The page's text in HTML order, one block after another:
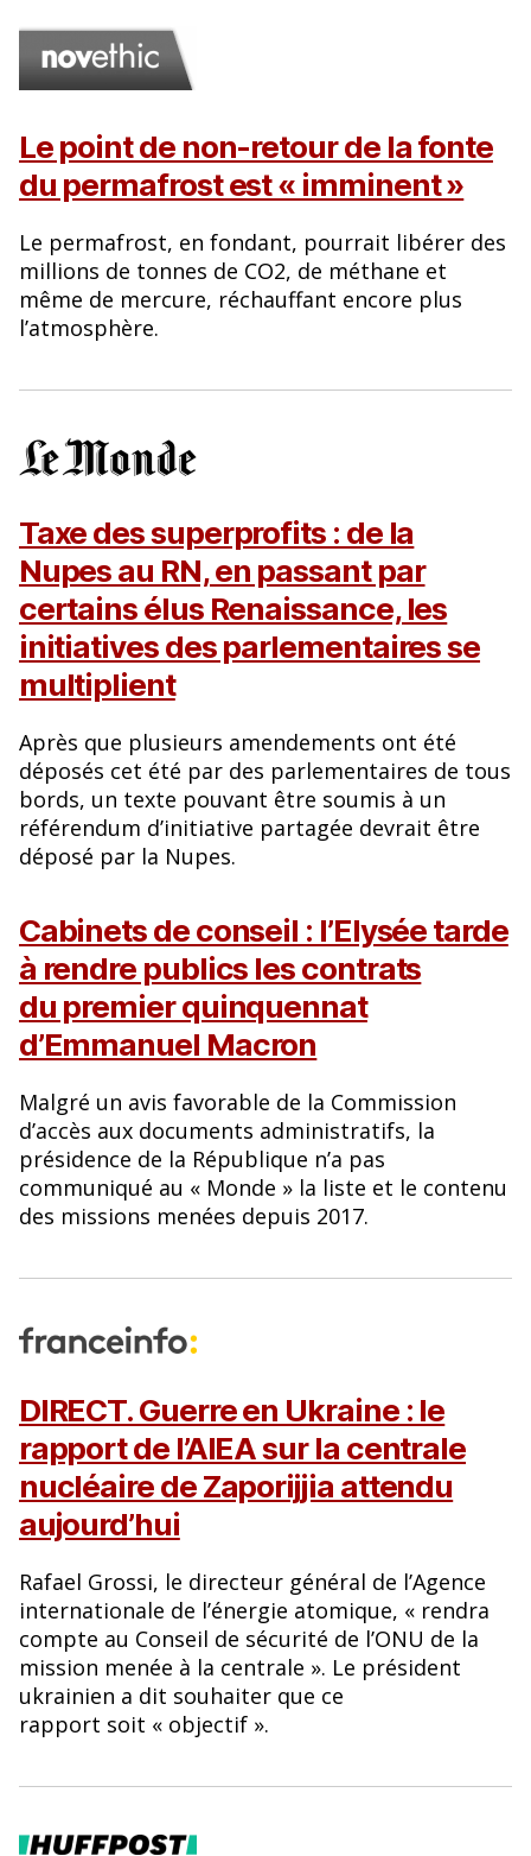
Le point de non-retour de la fonte
du permafrost est « imminent »
Le permafrost, en fondant, pourrait libérer des
millions de tonnes de CO2, de méthane et
même de mercure, réchauffant encore plus
l’atmosphère.
Taxe des superprofits : de la
Nupes au RN, en passant par
certains élus Renaissance, les
initiatives des parlementaires se
multiplient
Après que plusieurs amendements ont été
déposés cet été par des parlementaires de tous
bords, un texte pouvant être soumis à un
référendum d’initiative partagée devrait être
déposé par la Nupes.
Cabinets de conseil : l’Elysée tarde
à rendre publics les contrats
du premier quinquennat
d’Emmanuel Macron
Malgré un avis favorable de la Commission
d’accès aux documents administratifs, la
présidence de la République n’a pas
communiqué au « Monde » la liste et le contenu
des missions menées depuis 2017.
DIRECT. Guerre en Ukraine : le
rapport de l’AIEA sur la centrale
nucléaire de Zaporijjia attendu
aujourd’hui
Rafael Grossi, le directeur général de l’Agence
internationale de l’énergie atomique, « rendra
compte au Conseil de sécurité de l’ONU de la
mission menée à la centrale ». Le président
ukrainien a dit souhaiter que ce
rapport soit « objectif ».